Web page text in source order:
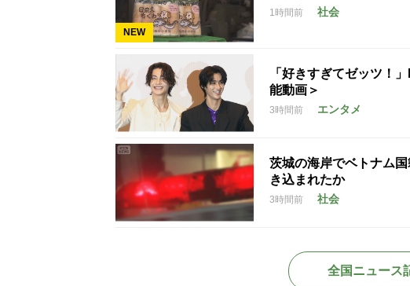
NEW
1時間前 社会
「好きすぎてゼッツ！
能動画＞
3時間前 エンタメ
茨城の海岸でベトナム
き込まれたか
3時間前 社会
全国ニュース